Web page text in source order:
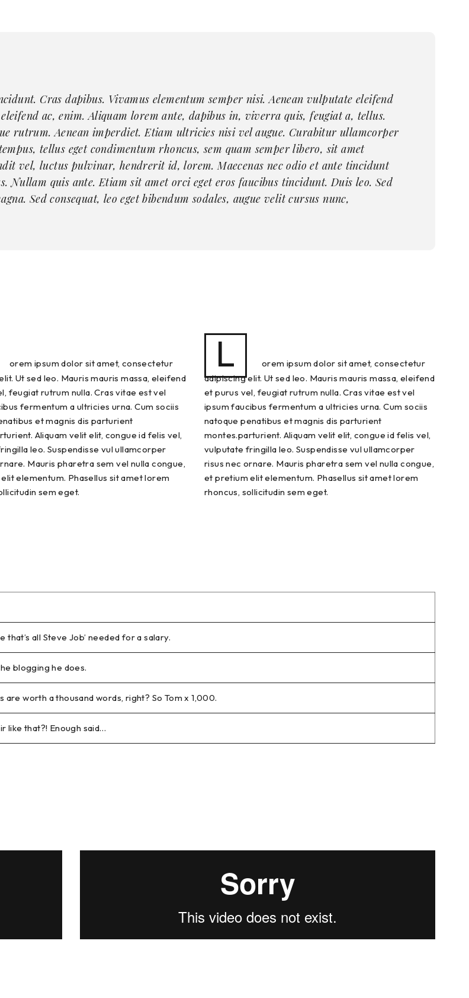
Cras dapibus. Vivamus elementum semper nisi. Aenean vulputate eleifend
ac, enim. Aliquam lorem ante, dapibus in, viverra quis, feugiat a, tellus.
rutrum. Aenean imperdiet. Etiam ultricies nisi vel augue. Curabitur ullamcorper
tellus eget condimentum rhoncus, sem quam semper libero, sit amet
vel, luctus pulvinar, hendrerit id, lorem. Maecenas nec odio et ante tincidunt
Nullam quis ante. Etiam sit amet orci eget eros faucibus tincidunt. Duis leo. Sed
Sed consequat, leo eget bibendum sodales, augue velit cursus nunc,
orem ipsum dolor sit amet, consectetur
Ut sed leo. Mauris mauris massa, eleifend
feugiat rutrum nulla. Cras vitae est vel
fermentum a ultricies urna. Cum sociis
et magnis dis parturient
Aliquam velit elit, congue id felis vel,
leo. Suspendisse vul ullamcorper
Mauris pharetra sem vel nulla congue,
elementum. Phasellus sit amet lorem
sem eget.
L
orem ipsum dolor sit amet, consectetur
adipiscing elit. Ut sed leo. Mauris mauris massa, eleifend
et purus vel, feugiat rutrum nulla. Cras vitae est vel
ipsum faucibus fermentum a ultricies urna. Cum sociis
natoque penatibus et magnis dis parturient
montes.parturient. Aliquam velit elit, congue id felis vel,
vulputate fringilla leo. Suspendisse vul ullamcorper
risus nec ornare. Mauris pharetra sem vel nulla congue,
et pretium elit elementum. Phasellus sit amet lorem
rhoncus, sollicitudin sem eget.
that’s all Steve Job’ needed for a salary.
blogging he does.
are worth a thousand words, right? So Tom x 1,000.
like that?! Enough said…